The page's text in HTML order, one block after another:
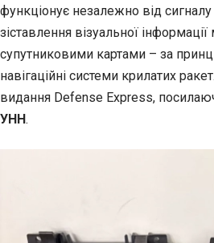
функціонує незалежно від
зіставлення візуальної інформації
супутниковими картами – за
навігаційні системи крилатих
видання Defense Express,
УНН.